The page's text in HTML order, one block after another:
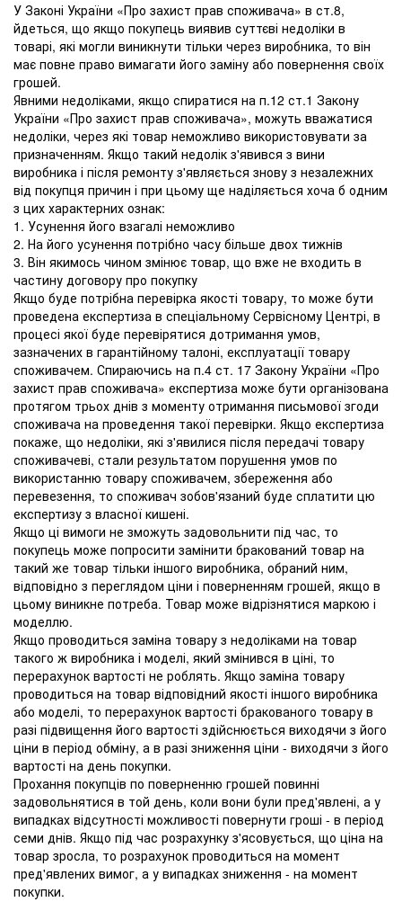
У Законі України «Про захист прав споживача» в ст.8,
йдеться, що якщо покупець виявив суттєві недоліки в
товарі, які могли виникнути тільки через виробника, то він
має повне право вимагати його заміну або повернення своїх
грошей.
Явними недоліками, якщо спиратися на п.12 ст.1 Закону
України «Про захист прав споживача», можуть вважатися
недоліки, через які товар неможливо використовувати за
призначенням. Якщо такий недолік з'явився з вини
виробника і після ремонту з'являється знову з незалежних
від покупця причин і при цьому ще наділяється хоча б одним
з цих характерних ознак:
1. Усунення його взагалі неможливо
2. На його усунення потрібно часу більше двох тижнів
3. Він якимось чином змінює товар, що вже не входить в
частину договору про покупку
Якщо буде потрібна перевірка якості товару, то може бути
проведена експертиза в спеціальному Сервісному Центрі, в
процесі якої буде перевірятися дотримання умов,
зазначених в гарантійному талоні, експлуатації товару
споживачем. Спираючись на п.4 ст. 17 Закону України «Про
захист прав споживача» експертиза може бути організована
протягом трьох днів з моменту отримання письмової згоди
споживача на проведення такої перевірки. Якщо експертиза
покаже, що недоліки, які з'явилися після передачі товару
споживачеві, стали результатом порушення умов по
використанню товару споживачем, збереження або
перевезення, то споживач зобов'язаний буде сплатити цю
експертизу з власної кишені.
Якщо ці вимоги не зможуть задовольнити під час, то
покупець може попросити замінити бракований товар на
такий же товар тільки іншого виробника, обраний ним,
відповідно з переглядом ціни і поверненням грошей, якщо в
цьому виникне потреба. Товар може відрізнятися маркою і
моделлю.
Якщо проводиться заміна товару з недоліками на товар
такого ж виробника і моделі, який змінився в ціні, то
перерахунок вартості не роблять. Якщо заміна товару
проводиться на товар відповідний якості іншого виробника
або моделі, то перерахунок вартості бракованого товару в
разі підвищення його вартості здійснюється виходячи з його
ціни в період обміну, а в разі зниження ціни - виходячи з його
вартості на день покупки.
Прохання покупців по поверненню грошей повинні
задовольнятися в той день, коли вони були пред'явлені, а у
випадках відсутності можливості повернути гроші - в період
семи днів. Якщо під час розрахунку з'ясовується, що ціна на
товар зросла, то розрахунок проводиться на момент
пред'явлених вимог, а у випадках зниження - на момент
покупки.